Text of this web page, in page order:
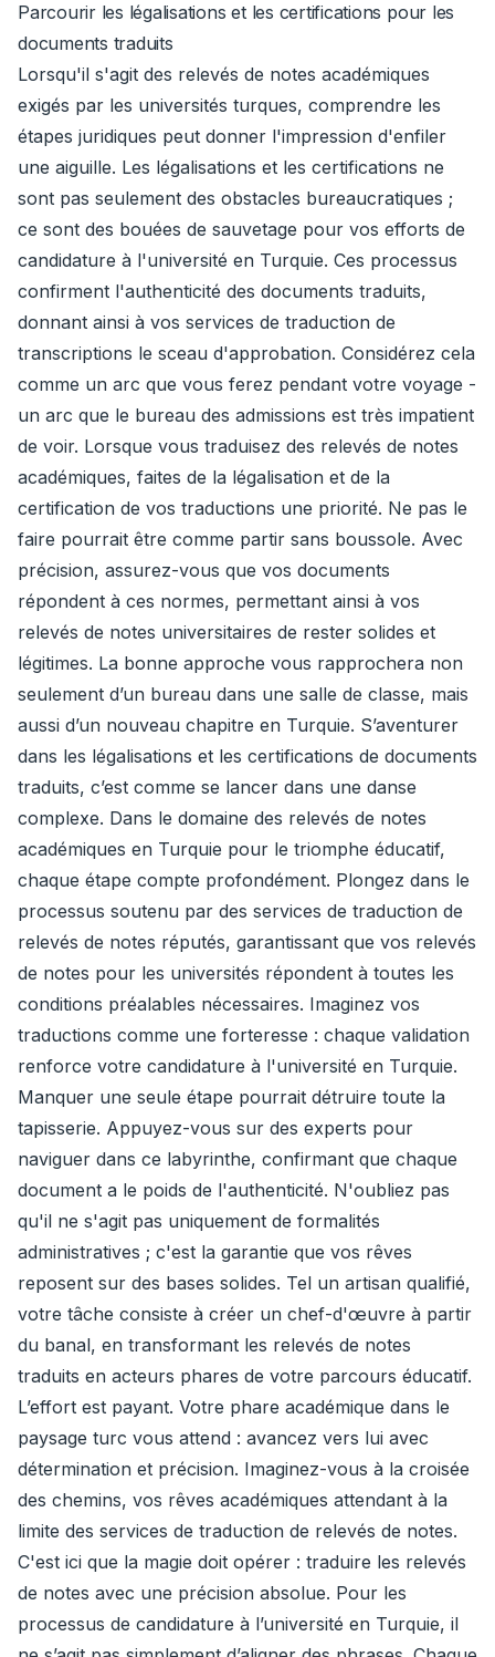
Parcourir les légalisations et les certifications pour les
documents traduits
Lorsqu'il s'agit des relevés de notes académiques
exigés par les universités turques, comprendre les
étapes juridiques peut donner l'impression d'enfiler
une aiguille. Les légalisations et les certifications ne
sont pas seulement des obstacles bureaucratiques ;
ce sont des bouées de sauvetage pour vos efforts de
candidature à l'université en Turquie. Ces processus
confirment l'authenticité des documents traduits,
donnant ainsi à vos services de traduction de
transcriptions le sceau d'approbation. Considérez cela
comme un arc que vous ferez pendant votre voyage -
un arc que le bureau des admissions est très impatient
de voir. Lorsque vous traduisez des relevés de notes
académiques, faites de la légalisation et de la
certification de vos traductions une priorité. Ne pas le
faire pourrait être comme partir sans boussole. Avec
précision, assurez-vous que vos documents
répondent à ces normes, permettant ainsi à vos
relevés de notes universitaires de rester solides et
légitimes. La bonne approche vous rapprochera non
seulement d’un bureau dans une salle de classe, mais
aussi d’un nouveau chapitre en Turquie. S’aventurer
dans les légalisations et les certifications de documents
traduits, c’est comme se lancer dans une danse
complexe. Dans le domaine des relevés de notes
académiques en Turquie pour le triomphe éducatif,
chaque étape compte profondément. Plongez dans le
processus soutenu par des services de traduction de
relevés de notes réputés, garantissant que vos relevés
de notes pour les universités répondent à toutes les
conditions préalables nécessaires. Imaginez vos
traductions comme une forteresse : chaque validation
renforce votre candidature à l'université en Turquie.
Manquer une seule étape pourrait détruire toute la
tapisserie. Appuyez-vous sur des experts pour
naviguer dans ce labyrinthe, confirmant que chaque
document a le poids de l'authenticité. N'oubliez pas
qu'il ne s'agit pas uniquement de formalités
administratives ; c'est la garantie que vos rêves
reposent sur des bases solides. Tel un artisan qualifié,
votre tâche consiste à créer un chef-d'œuvre à partir
du banal, en transformant les relevés de notes
traduits en acteurs phares de votre parcours éducatif.
L’effort est payant. Votre phare académique dans le
paysage turc vous attend : avancez vers lui avec
détermination et précision. Imaginez-vous à la croisée
des chemins, vos rêves académiques attendant à la
limite des services de traduction de relevés de notes.
C'est ici que la magie doit opérer : traduire les relevés
de notes avec une précision absolue. Pour les
processus de candidature à l’université en Turquie, il